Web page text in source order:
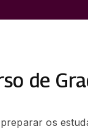
de
os